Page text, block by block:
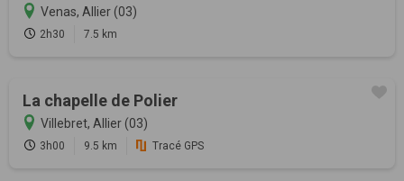
Venas, Allier (03)
2h30 7.5 km
La chapelle de Polier
Villebret, Allier (03)
3h00 9.5 km Tracé GPS